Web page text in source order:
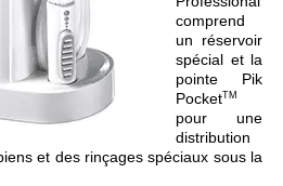
comprend
un réservoir
spécial et la
pointe Pik
PocketTM
pour une
distribution
et des rinçages spéciaux sous la